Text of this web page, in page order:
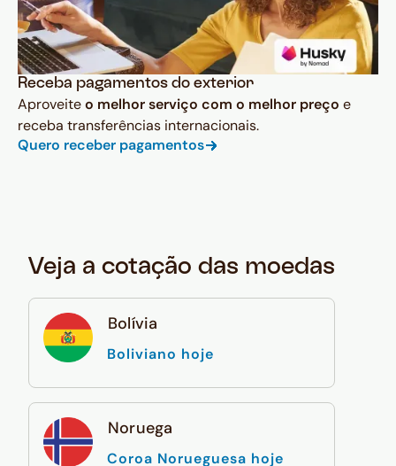
Receba pagamentos do exterior
Aproveiteo melhor serviço com o melhor preço e
receba transferências internacionais.
Quero receber pagamentos
Veja a cotação das moedas
Bolívia
Boliviano hoje
Noruega
Coroa Norueguesa hoje